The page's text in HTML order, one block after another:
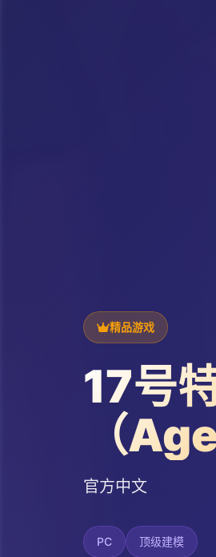
精品游戏
17号
（
官方中文
PC 顶级建模